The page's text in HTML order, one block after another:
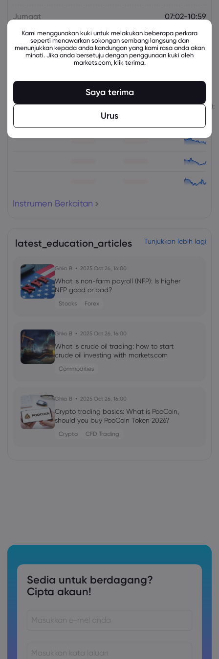
Jumaat 07:02-10:59
Jumaat 11:04-15:29
Instrumen Berkaitan
Aset Jual Beli Perubahan (%):
Instrumen Berkaitan
latest_education_articles Tunjukkan lebih lagi
Ghko B 2025 Oct 26, 16:00
What is non-farm payroll (NFP): Is higher
NFP good or bad?
Stocks Forex
Ghko B 2025 Oct 26, 16:00
What is crude oil trading: how to start
crude oil investing with markets.com
Commodities
Ghko B 2025 Oct 26, 16:00
Crypto trading basics: What is PooCoin,
should you buy PooCoin Token 2026?
Crypto CFD Trading
Sedia untuk berdagang?
Cipta akaun!
Kami menggunakan kuki untuk melakukan beberapa perkara
seperti menawarkan sokongan sembang langsung dan
menunjukkan kepada anda kandungan yang kami rasa anda akan
minati. Jika anda bersetuju dengan penggunaan kuki oleh
markets.com, klik terima.
Saya terima
Urus